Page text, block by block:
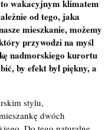
wakacyjnym klimatem
od tego, jaka
mieszkanie, możemy
przywodzi na myśl
nadmorskiego kurortu
by efekt był piękny, a
stylu,
dwóch